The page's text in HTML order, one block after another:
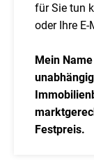
für Sie tun
oder Ihre E-
Mein
Festpreis.